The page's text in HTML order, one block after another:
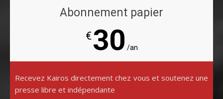
Abonnement papier
€30 /an
Recevez Kairos directement chez vous et soutenez une
presse libre et indépendante